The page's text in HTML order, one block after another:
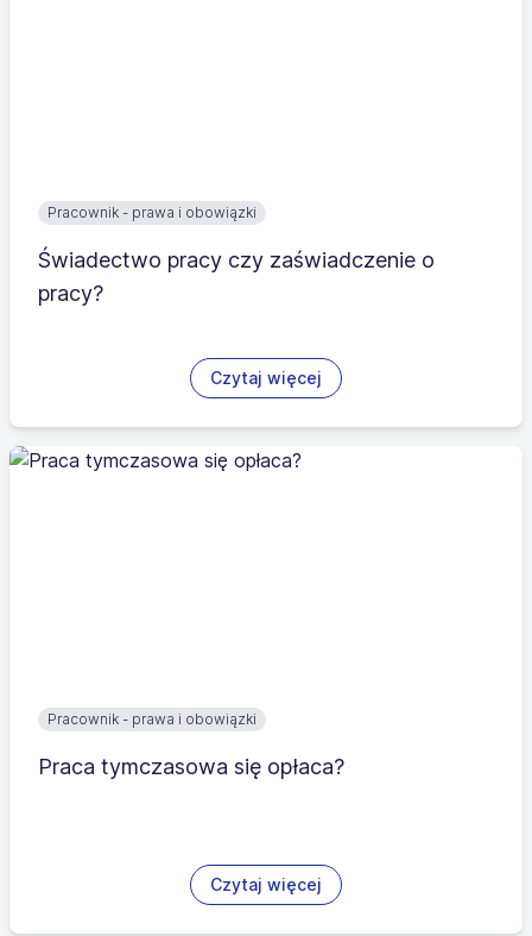
Pracownik - prawa i obowiązki
Świadectwo pracy czy zaświadczenie o
pracy?
Czytaj więcej
Pracownik - prawa i obowiązki
Praca tymczasowa się opłaca?
Czytaj więcej